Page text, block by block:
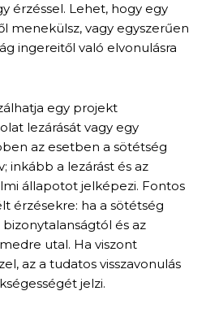
érzéssel. Lehet, hogy egy
menekülsz, vagy egyszerűen
ingereitől való elvonulásra
egy projekt
lezárását vagy egy
az esetben a sötétség
inkább a lezárást és az
állapotot jelképezi. Fontos
érzésekre: ha a sötétség
és az
utal. Ha viszont
az a tudatos visszavonulás
jelzi.